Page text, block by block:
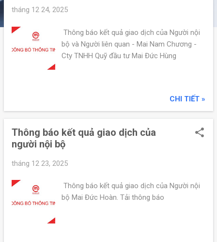
tháng 12 24, 2025
Thông báo kết quả giao dịch của Người nội
bộ và Người liên quan - Mai Nam Chương -
Cty TNHH Quỹ đầu tư Mai Đức Hùng
CHI TIẾT »
Thông báo kết quả giao dịch của
người nội bộ
tháng 12 23, 2025
Thông báo kết quả giao dịch của Người nội
bộ Mai Đức Hoàn. Tải thông báo